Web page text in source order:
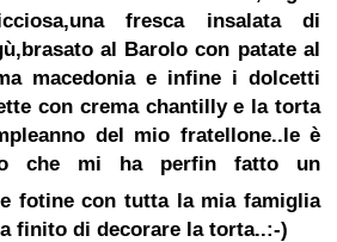
fresca insalata di
al Barolo con patate al
macedonia e infine i dolcetti
con crema chantilly e la torta
del mio fratellone..le è
che mi ha perfin fatto un
fotine con tutta la mia famiglia
finito di decorare la torta..:-)